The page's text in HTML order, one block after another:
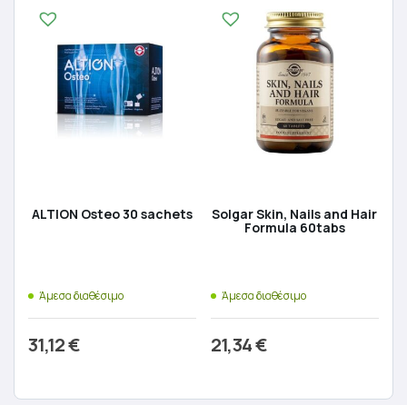
ALTION Osteo 30 sachets
Άμεσα διαθέσιμο
31,12€
Solgar Skin, Nails and Hair
Formula 60tabs
Άμεσα διαθέσιμο
21,34€